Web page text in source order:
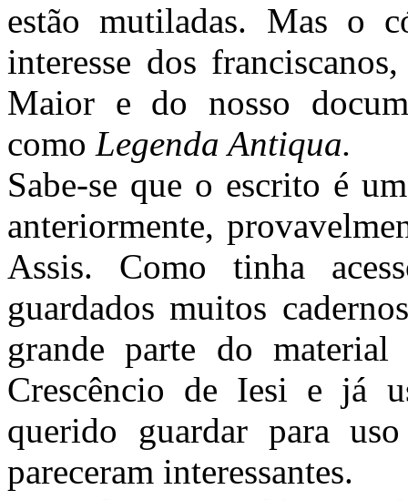
estão mutiladas. Mas o
interesse dos
Maior e do nosso
como Legenda Antiqua.
Sabe-se que o escrito é
anteriormente,
Assis. Como tinha
guardados muitos
grande parte do
Crescêncio de Iesi e já
querido guardar para
pareceram interessantes.